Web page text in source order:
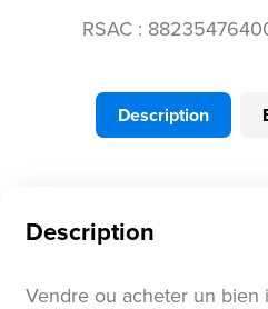
RSAC :
Description
Description
Vendre ou acheter un bien